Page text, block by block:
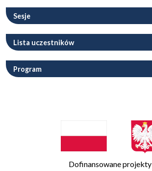
Sesje
Lista uczestników
Program
Dofinansowane projekty